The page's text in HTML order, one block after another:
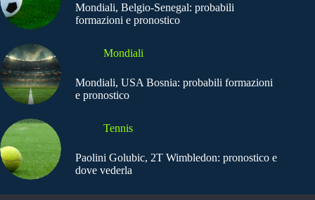
Mondiali, Belgio-Senegal: probabili
formazioni e pronostico
Mondiali
Mondiali, USA Bosnia: probabili formazioni
e pronostico
Tennis
Paolini Golubic, 2T Wimbledon: pronostico e
dove vederla